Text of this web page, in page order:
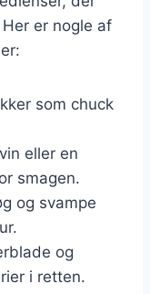
er nogle af
som chuck
eller en
smagen.
og svampe
og
i retten.